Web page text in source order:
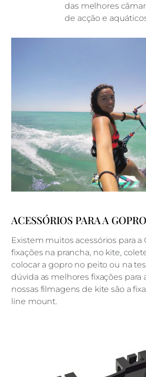
das melhores
de acção e
ACESSÓRIOS PARA A GOPRO
Existem muitos acessórios para a
fixações na prancha, no kite,
colocar a gopro no peito ou na
dúvida as melhores fixações para
nossas filmagens de kite são a
line mount.